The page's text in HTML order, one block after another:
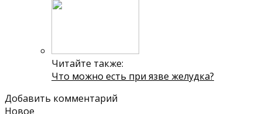
Читайте также:
Что можно есть при язве желудка?
Добавить комментарий
Новое